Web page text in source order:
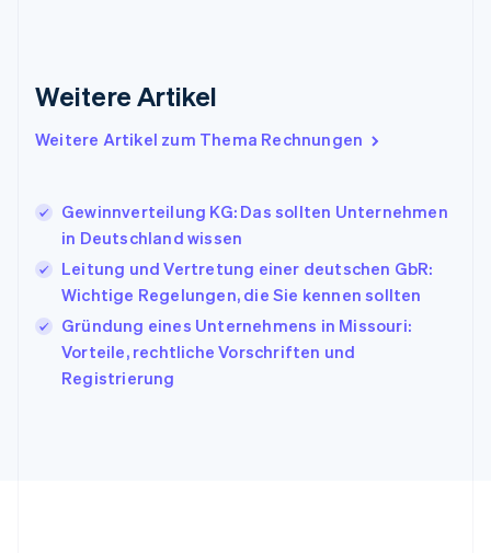
Weitere Artikel
Weitere Artikel zum Thema Rechnungen
Gewinnverteilung KG: Das sollten Unternehmen
in Deutschland wissen
Leitung und Vertretung einer deutschen GbR:
Wichtige Regelungen, die Sie kennen sollten
Gründung eines Unternehmens in Missouri:
Vorteile, rechtliche Vorschriften und
Registrierung
English
Italien
Italiano English
EnglishFrançais
Kroatien
EnglishItaliano
Lettland
Liechtenstein
DeutschEnglish
Litauen